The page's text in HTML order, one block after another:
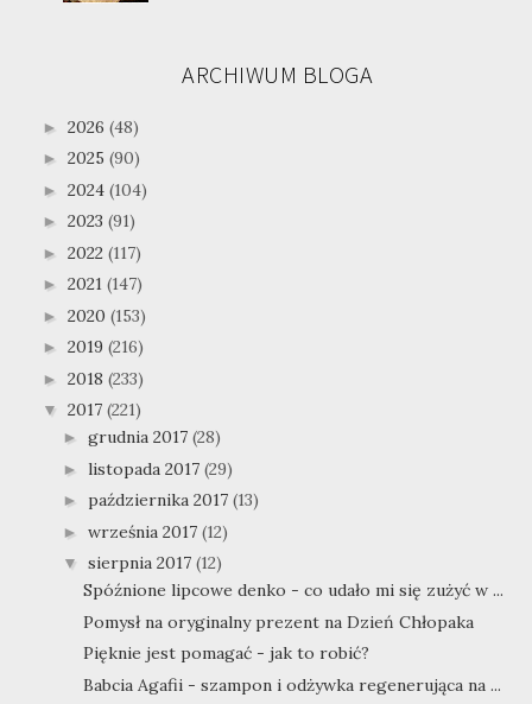
ARCHIWUM BLOGA
► 2026 (48)
► 2025 (90)
► 2024 (104)
► 2023 (91)
► 2022 (117)
► 2021 (147)
► 2020 (153)
► 2019 (216)
► 2018 (233)
▼ 2017 (221)
► grudnia 2017 (28)
► listopada 2017 (29)
► października 2017 (13)
► września 2017 (12)
▼ sierpnia 2017 (12)
Spóźnione lipcowe denko - co udało mi się zużyć w ...
Pomysł na oryginalny prezent na Dzień Chłopaka
Pięknie jest pomagać - jak to robić?
Babcia Agafii - szampon i odżywka regenerująca na ...